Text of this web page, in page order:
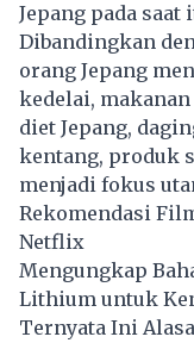
Jepang pada saat
Dibandingkan
orang Jepang
kedelai,
diet Jepang,
kentang, produk
menjadi fokus
Rekomendasi
Netflix
Mengungkap
Lithium untuk
Ternyata Ini